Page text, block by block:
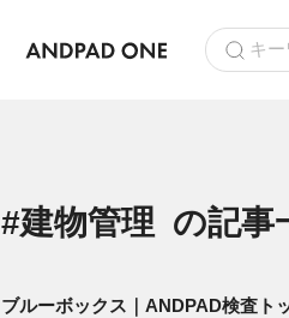
#建物管理 の記事
ブルーボックス｜ANDPAD検査ト